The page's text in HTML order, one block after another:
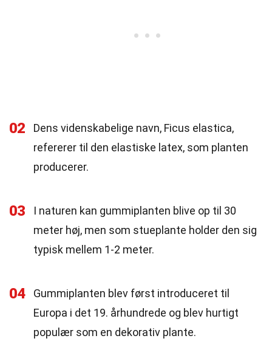
02
Dens videnskabelige navn, Ficus elastica,
refererer til den elastiske latex, som planten
producerer.
03
I naturen kan gummiplanten blive op til 30
meter høj, men som stueplante holder den sig
typisk mellem 1-2 meter.
04
Gummiplanten blev først introduceret til
Europa i det 19. århundrede og blev hurtigt
populær som en dekorativ plante.